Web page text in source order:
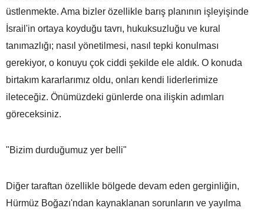
üstlenmekte. Ama bizler özellikle barış planının işleyişinde
İsrail'in ortaya koyduğu tavrı, hukuksuzluğu ve kural
tanımazlığı; nasıl yönetilmesi, nasıl tepki konulması
gerekiyor, o konuyu çok ciddi şekilde ele aldık. O konuda
birtakım kararlarımız oldu, onları kendi liderlerimize
ileteceğiz. Önümüzdeki günlerde ona ilişkin adımları
göreceksiniz.
"Bizim durduğumuz yer belli"
Diğer taraftan özellikle bölgede devam eden gerginliğin,
Hürmüz Boğazı'ndan kaynaklanan sorunların ve yayılma